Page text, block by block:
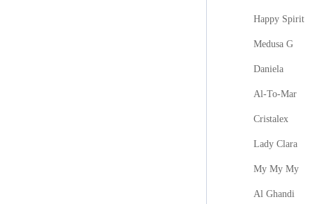
Happy Spirit
Medusa G
Daniela
Al-To-Mar
Cristalex
Lady Clara
My My My
Al Ghandi